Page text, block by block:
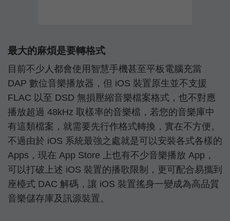
最大的麻煩是要轉格式
目前不少人都會使用智慧手機甚至平板電腦充當
DAP 數位音樂播放器，但 iOS 裝置原生並不支援
FLAC 以至 DSD 無損壓縮音樂檔案格式，也不對應
播放超過 48kHz 取樣率的音樂檔，若您的音樂庫中
有這類檔案，就需要先行作格式轉換，實在不方便。
不過由於 iOS 系統最強之處就是可以安裝各式各樣的
Apps，現在 App Store 上也有不少音樂播放 App，
可以打破上述 iOS 裝置的播歌限制，更可配合易攜到
座檯式 DAC 解碼，讓 iOS 裝置搖身一變成為高品質
音樂儲存庫及訊源裝置。